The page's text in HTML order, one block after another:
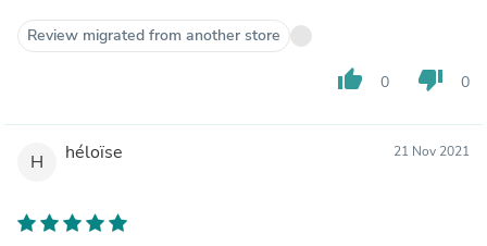
Review migrated from another store
thumb_up 0 thumb_down 0
H héloïse 21 Nov 2021